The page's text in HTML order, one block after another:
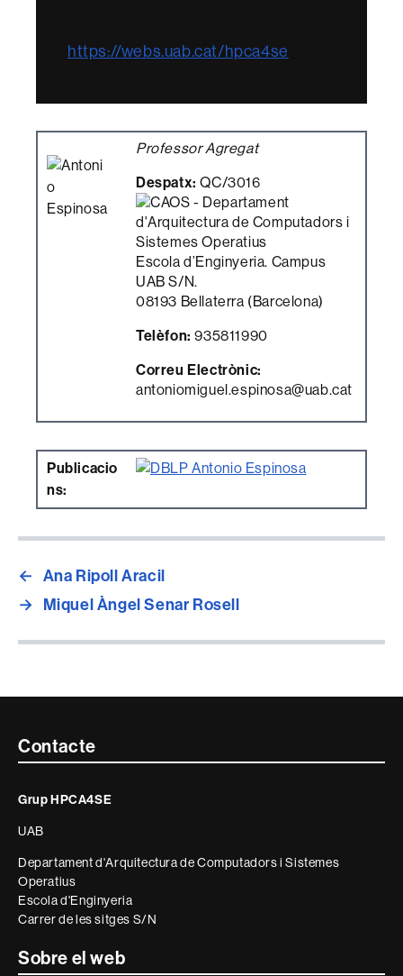
https://webs.uab.cat/hpca4se
Professor Agregat
Despatx: QC/3016
Escola d’Enginyeria. Campus
UAB S/N.
08193 Bellaterra (Barcelona)
Telèfon: 935811990
Correu Electrònic:
antoniomiguel.espinosa@uab.cat
Publicacio
ns:
← Ana Ripoll Aracil
→ Miquel Àngel Senar Rosell
Contacte
informació
legal
Contacte
Grup HPCA4SE
UAB
Departament d'Arquitectura de Computadors i Sistemes
Operatius
Escola d'Enginyeria
Carrer de les sitges S/N
Sobre el web